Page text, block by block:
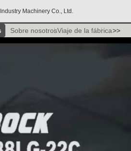
Machinery Co., Ltd.
Sobre nosotrosViaje de la fábrica>>